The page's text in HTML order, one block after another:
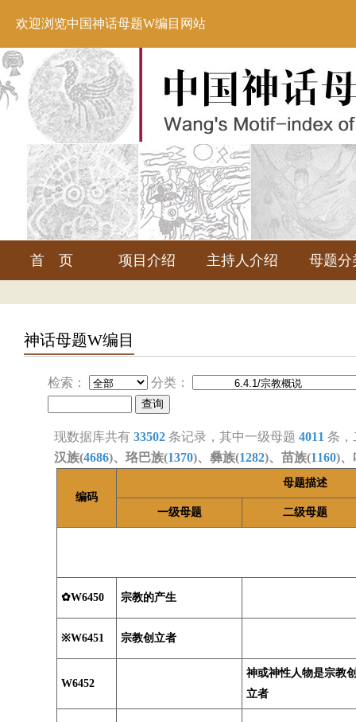
欢迎浏览中国神话母题W编目网站
首 页 项目介绍 主持人介绍 母题分
神话母题W编目
检索： 分类：
现数据库共有 33502 条记录，其中一级母题 4011 条
汉族(4686)、珞巴族(1370)、彝族(1282)、苗族(1160)、
编码
母题描述
一级母题 二级母题
✿W6450 宗教的产生
※W6451 宗教创立者
W6452
神或神性人物是宗教
立者